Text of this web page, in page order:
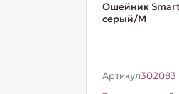
Ошейник
серый/M
Артикул302083